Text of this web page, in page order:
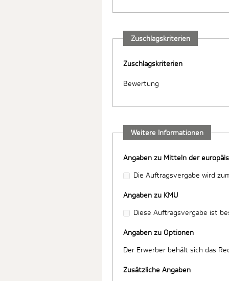
Zuschlagskriterien
Zuschlagskriterien
Bewertung
Weitere Informationen
Angaben zu Mitteln der
Die Auftragsvergabe wird
Angaben zu KMU
Diese Auftragsvergabe ist
Angaben zu Optionen
Der Erwerber behält sich das
Zusätzliche Angaben